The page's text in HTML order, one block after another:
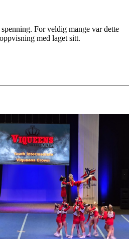
For veldig mange var dette
med laget sitt.